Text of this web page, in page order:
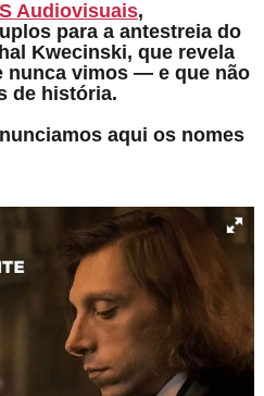
Audiovisuais,
para a antestreia do
Kwecinski, que revela
nunca vimos — e que não
de história.
aqui os nomes